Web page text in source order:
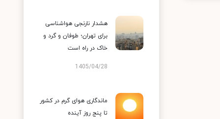
هشدار نارنجی هواشناسی
برای تهران؛ طوفان و گرد و
خاک در راه است
1405/04/28
ماندگاری هوای گرم در کشور
تا پنج روز آینده